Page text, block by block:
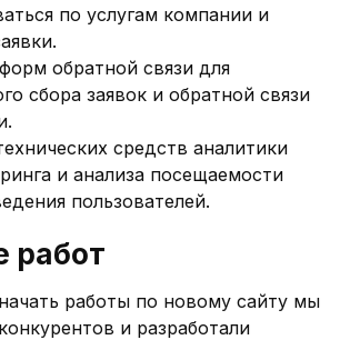
по услугам компании и
обратной связи для
сбора заявок и обратной связи
средств аналитики
и анализа посещаемости
пользователей.
работ
работы по новому сайту мы
и разработали